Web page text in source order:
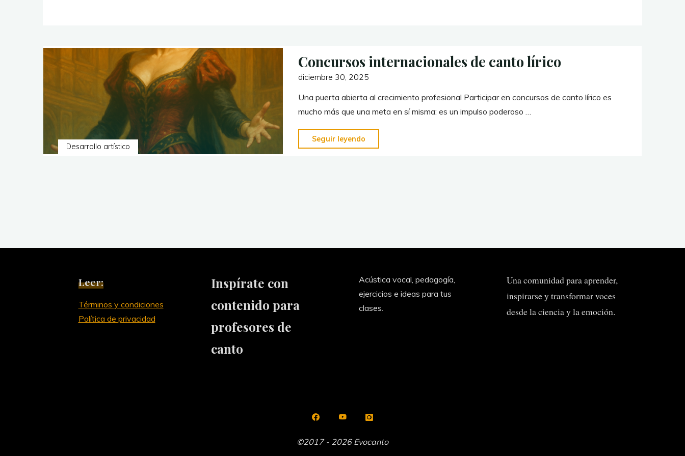
Desarrollo artístico
Concursos internacionales de canto lírico
diciembre 30, 2025
Una puerta abierta al crecimiento profesional Participar en concursos de canto lírico es
mucho más que una meta en sí misma: es un impulso poderoso …
Seguir leyendo
Leer:
Términos y condiciones
Política de privacidad
Inspírate con
contenido para
profesores de
canto
Acústica vocal, pedagogía,
ejercicios e ideas para tus
clases.
Una comunidad para aprender,
inspirarse y transformar voces
desde la ciencia y la emoción.
©2017 - 2026 Evocanto